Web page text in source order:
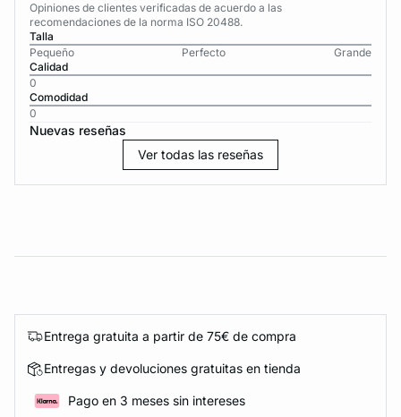
Opiniones de clientes verificadas de acuerdo a las
recomendaciones de la norma ISO 20488.
Talla
Pequeño
Perfecto
Grande
Calidad
0
Comodidad
0
Nuevas reseñas
Ver todas las reseñas
Entrega gratuita a partir de 75€ de compra
Entregas y devoluciones gratuitas en tienda
Pago en 3 meses sin intereses